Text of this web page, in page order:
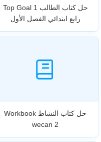
حل كتاب الطالب Top Goal 1
رابع ابتدائي الفصل الأول
حل كتاب النشاط Workbook
wecan 2